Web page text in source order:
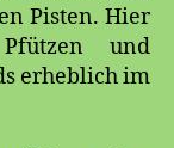
Pisten. Hier
und
erheblich im